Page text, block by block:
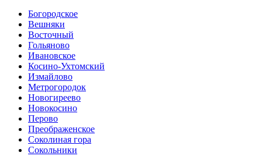
Богородское
Вешняки
Восточный
Гольяново
Ивановское
Косино-Ухтомский
Измайлово
Метрогородок
Новогиреево
Новокосино
Перово
Преображенское
Соколиная гора
Сокольники